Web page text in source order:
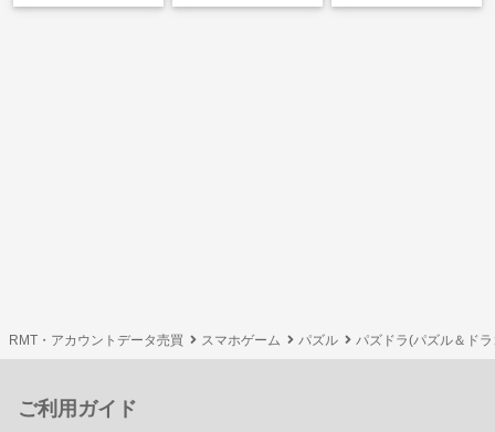
RMT・アカウントデータ売買 スマホゲーム パズル パズドラ(パズル＆ド
ご利用ガイド